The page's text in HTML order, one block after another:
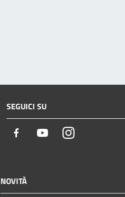
SEGUICI SU
Facebook YoutubeInstagram
NOVITÀ